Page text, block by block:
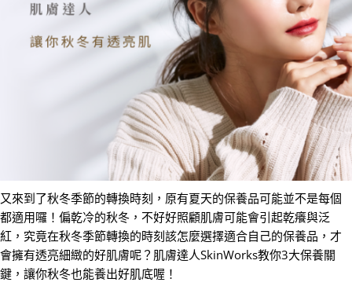
又來到了秋冬季節的轉換時刻，原有夏天的保養品可能並不是每個
都適用囉！偏乾冷的秋冬，不好好照顧肌膚可能會引起乾癢與泛
紅，究竟在秋冬季節轉換的時刻該怎麼選擇適合自己的保養品，才
會擁有透亮細緻的好肌膚呢？肌膚達人SkinWorks教你3大保養關
鍵，讓你秋冬也能養出好肌底喔！